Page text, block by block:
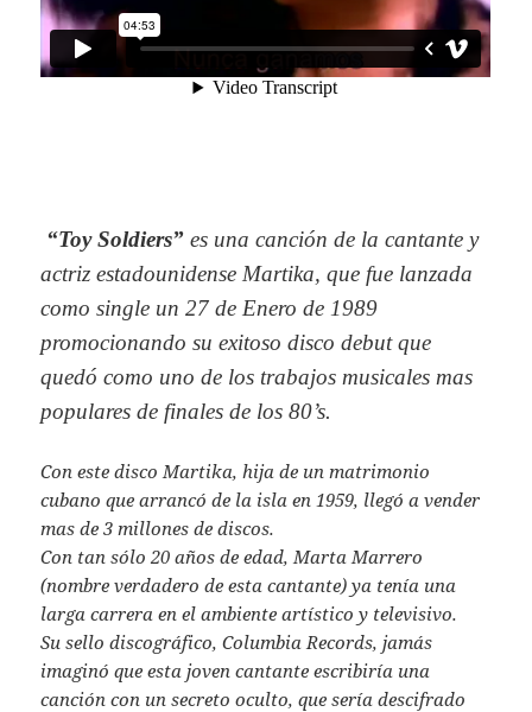
“Toy Soldiers” es una canción de la cantante y
actriz estadounidense Martika, que fue lanzada
como single un 27 de Enero de 1989
promocionando su exitoso disco debut que
quedó como uno de los trabajos musicales mas
populares de finales de los 80’s.
Con este disco Martika, hija de un matrimonio
cubano que arrancó de la isla en 1959, llegó a vender
mas de 3 millones de discos.
Con tan sólo 20 años de edad, Marta Marrero
(nombre verdadero de esta cantante) ya tenía una
larga carrera en el ambiente artístico y televisivo.
Su sello discográfico, Columbia Records, jamás
imaginó que esta joven cantante escribiría una
canción con un secreto oculto, que sería descifrado